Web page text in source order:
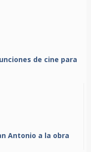
de cine para
Antonio a la obra